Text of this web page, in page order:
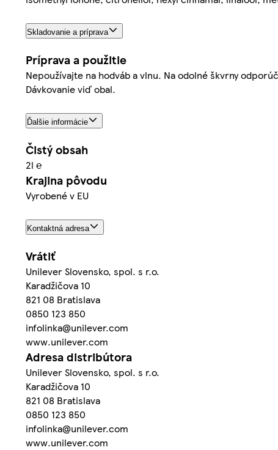
Skladovanie a príprava
Príprava a použitie
Nepoužívajte na hodváb a vlnu. Na odolné škvrny
Dávkovanie viď obal.
Ďalšie informácie
Čistý obsah
2l ℮
Krajina pôvodu
Vyrobené v EU
Kontaktná adresa
Vrátiť
Unilever Slovensko, spol. s r.o.
Karadžičova 10
821 08 Bratislava
0850 123 850
infolinka@unilever.com
www.unilever.com
Adresa distribútora
Unilever Slovensko, spol. s r.o.
Karadžičova 10
821 08 Bratislava
0850 123 850
infolinka@unilever.com
www.unilever.com